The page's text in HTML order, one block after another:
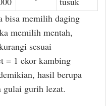
bisa memilih daging
memilih mentah,
sesuai
= 1 ekor kambing
hasil berupa
gulai gurih lezat.